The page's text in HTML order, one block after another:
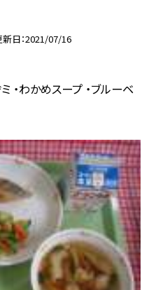
新日 2021/07/16
ミ ・わかめスープ ・ブルーベ